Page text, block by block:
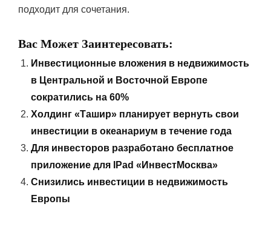
подходит для сочетания.
Вас Может Заинтересовать:
Инвестиционные вложения в недвижимость
в Центральной и Восточной Европе
сократились на 60%
Холдинг «Ташир» планирует вернуть свои
инвестиции в океанариум в течение года
Для инвесторов разработано бесплатное
приложение для IPad «ИнвестМосква»
Снизились инвестиции в недвижимость
Европы